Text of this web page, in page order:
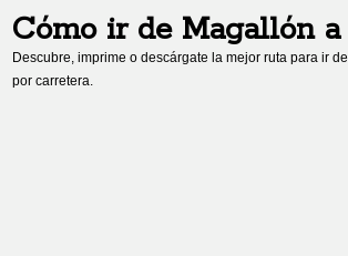
Cómo ir de Magallóna
Descubre, imprime o descárgate la mejor ruta para ir de
por carretera.